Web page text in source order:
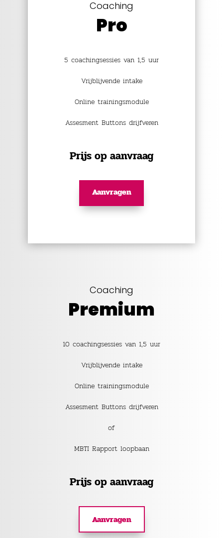
Coaching
Pro
5 coachingsessies van 1,5 uur
Vrijblijvende intake
Online trainingsmodule
Assesment Buttons drijfveren
Prijs op aanvraag
Aanvragen
Coaching
Premium
10 coachingsessies van 1,5 uur
Vrijblijvende intake
Online trainingsmodule
Assesment Buttons drijfveren
of
MBTI Rapport loopbaan
Prijs op aanvraag
Aanvragen